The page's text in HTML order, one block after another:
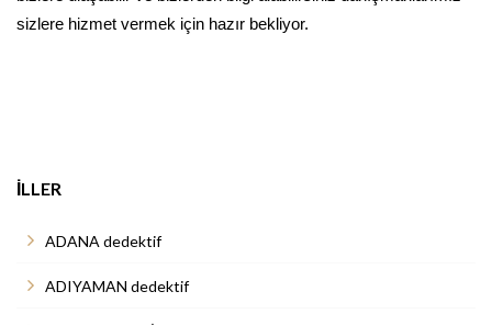
sizlere hizmet vermek için hazır bekliyor.
İLLER
ADANA dedektif
ADIYAMAN dedektif